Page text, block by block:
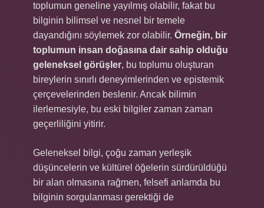
toplumun geneline yayılmış olabilir, fakat bu
bilginin bilimsel ve nesnel bir temele
dayandığını söylemek zor olabilir. Örneğin, bir
toplumun insan doğasına dair sahip olduğu
geleneksel görüşler, bu toplumu oluşturan
bireylerin sınırlı deneyimlerinden ve epistemik
çerçevelerinden beslenir. Ancak bilimin
ilerlemesiyle, bu eski bilgiler zaman zaman
geçerliliğini yitirir.
Geleneksel bilgi, çoğu zaman yerleşik
düşüncelerin ve kültürel öğelerin sürdürüldüğü
bir alan olmasına rağmen, felsefi anlamda bu
bilginin sorgulanması gerektiği de